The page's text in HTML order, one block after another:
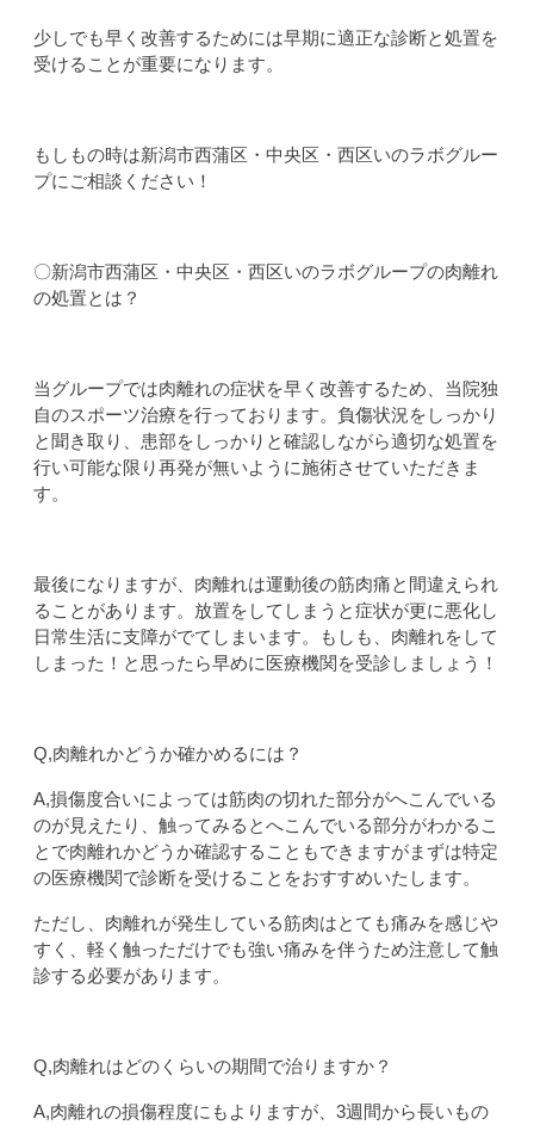
少しでも早く改善するためには早期に適正な診断と処置を
受けることが重要になります。
もしもの時は新潟市西蒲区・中央区・西区いのラボグルー
プにご相談ください！
〇新潟市西蒲区・中央区・西区いのラボグループの肉離れ
の処置とは？
当グループでは肉離れの症状を早く改善するため、当院独
自のスポーツ治療を行っております。負傷状況をしっかり
と聞き取り、患部をしっかりと確認しながら適切な処置を
行い可能な限り再発が無いように施術させていただきま
す。
最後になりますが、肉離れは運動後の筋肉痛と間違えられ
ることがあります。放置をしてしまうと症状が更に悪化し
日常生活に支障がでてしまいます。もしも、肉離れをして
しまった！と思ったら早めに医療機関を受診しましょう！
Q,肉離れかどうか確かめるには？
A,損傷度合いによっては筋肉の切れた部分がへこんでいる
のが見えたり、触ってみるとへこんでいる部分がわかるこ
とで肉離れかどうか確認することもできますがまずは特定
の医療機関で診断を受けることをおすすめいたします。
ただし、肉離れが発生している筋肉はとても痛みを感じや
すく、軽く触っただけでも強い痛みを伴うため注意して触
診する必要があります。
Q,肉離れはどのくらいの期間で治りますか？
A,肉離れの損傷程度にもよりますが、 3週間から長いもの